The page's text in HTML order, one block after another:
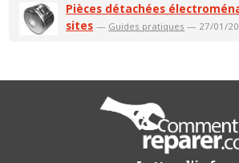
Pièces détachées
sites — Guides pratiques — 27/01/